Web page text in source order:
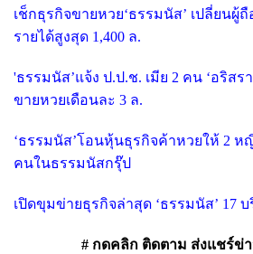
เช็กธุรกิจขายหวย‘ธรรมนัส’ เปลี่ยนผู้
รายได้สูงสุด 1,400 ล.
'ธรรมนัส’แจ้ง ป.ป.ช. เมีย 2 คน ‘อริสร
ขายหวยเดือนละ 3 ล.
‘ธรรมนัส’โอนหุ้นธุรกิจค้าหวยให้ 2 หญิ
คนในธรรมนัสกรุ๊ป
เปิดขุมข่ายธุรกิจล่าสุด ‘ธรรมนัส’ 17
# กดคลิก ติดตาม ส่งแชร์ข่